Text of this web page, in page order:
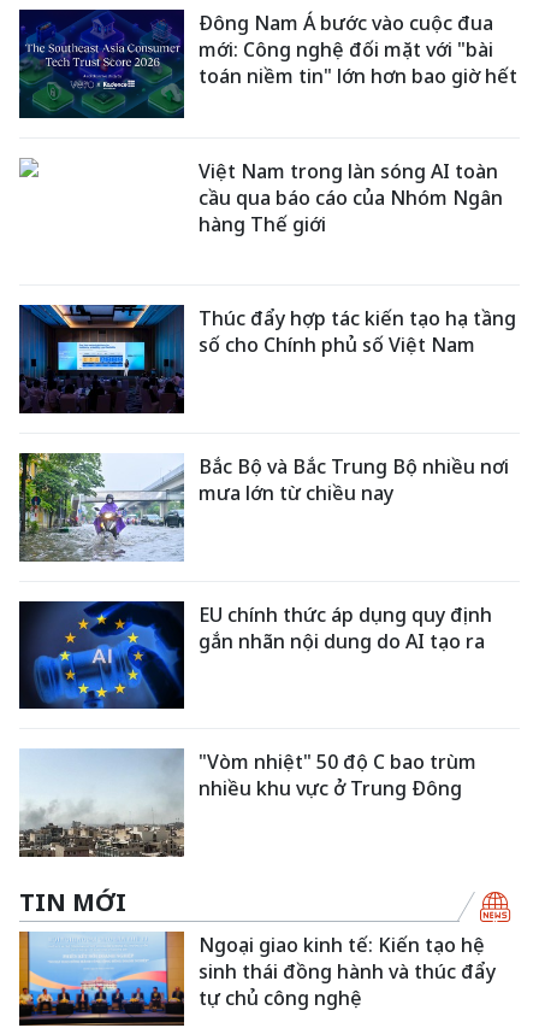
Đông Nam Á bước vào cuộc đua
mới: Công nghệ đối mặt với "bài
toán niềm tin" lớn hơn bao giờ hết
Việt Nam trong làn sóng AI toàn
cầu qua báo cáo của Nhóm Ngân
hàng Thế giới
Thúc đẩy hợp tác kiến tạo hạ tầng
số cho Chính phủ số Việt Nam
Bắc Bộ và Bắc Trung Bộ nhiều nơi
mưa lớn từ chiều nay
EU chính thức áp dụng quy định
gắn nhãn nội dung do AI tạo ra
"Vòm nhiệt" 50 độ C bao trùm
nhiều khu vực ở Trung Đông
TIN MỚI
Ngoại giao kinh tế: Kiến tạo hệ
sinh thái đồng hành và thúc đẩy
tự chủ công nghệ